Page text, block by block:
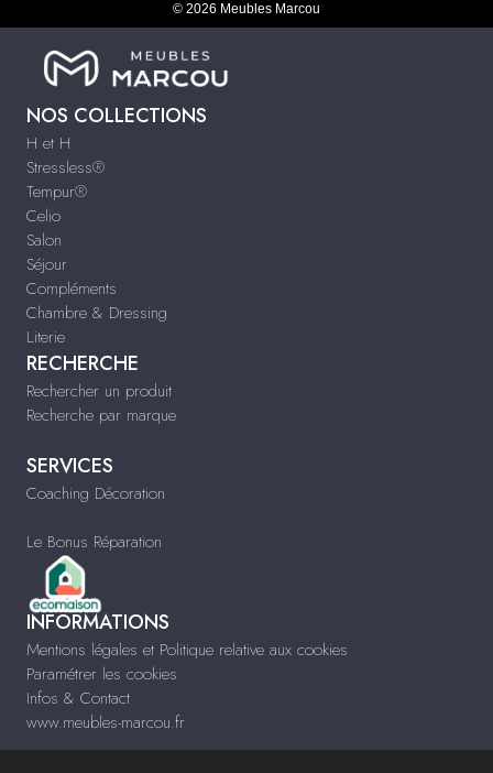
© 2026 Meubles Marcou
NOS COLLECTIONS
H et H
Stressless®
Tempur®
Celio
Salon
Séjour
Compléments
Chambre & Dressing
Literie
RECHERCHE
Rechercher un produit
Recherche par marque
SERVICES
Coaching Décoration
Le Bonus Réparation
INFORMATIONS
Mentions légales et Politique relative aux cookies
Paramétrer les cookies
Infos & Contact
www.meubles-marcou.fr